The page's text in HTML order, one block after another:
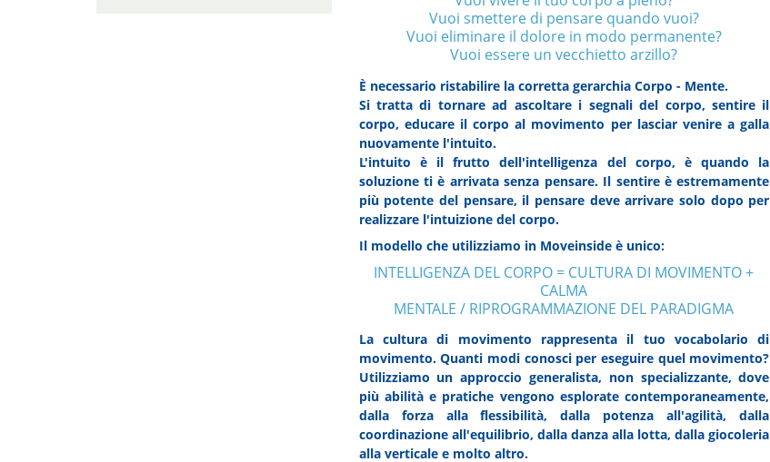
Vuoi smettere di pensare quando vuoi?
Vuoi eliminare il dolore in modo permanente?
Vuoi essere un vecchietto arzillo?
È necessario ristabilire la corretta gerarchia Corpo - Mente.
Si tratta di tornare ad ascoltare i segnali del corpo, sentire il
corpo, educare il corpo al movimento per lasciar venire a galla
nuovamente l'intuito.
L'intuito è il frutto dell'intelligenza del corpo, è quando la
soluzione ti è arrivata senza pensare. Il sentire è estremamente
più potente del pensare, il pensare deve arrivare solo dopo per
realizzare l'intuizione del corpo.
Il modello che utilizziamo in Moveinside è unico:
INTELLIGENZA DEL CORPO = CULTURA DI MOVIMENTO +
CALMA
MENTALE / RIPROGRAMMAZIONE DEL PARADIGMA
La cultura di movimento rappresenta il tuo vocabolario di
movimento. Quanti modi conosci per eseguire quel movimento?
Utilizziamo un approccio generalista, non specializzante, dove
più abilità e pratiche vengono esplorate contemporaneamente,
dalla forza alla flessibilità, dalla potenza all'agilità, dalla
coordinazione all'equilibrio, dalla danza alla lotta, dalla giocoleria
alla verticale e molto altro.